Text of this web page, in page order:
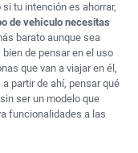
tu intención es ahorrar,
de vehículo necesitas
barato aunque sea
de pensar en el uso
que van a viajar en él,
partir de ahí, pensar qué
ser un modelo que
funcionalidades a las